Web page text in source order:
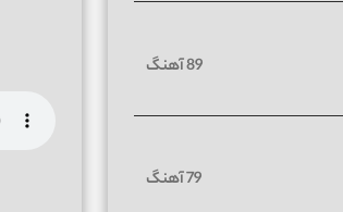
89 آهنگ
79 آهنگ